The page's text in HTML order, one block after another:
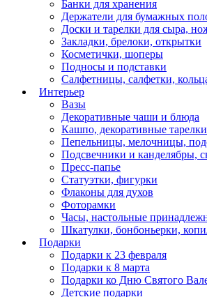
Банки для хранения
Держатели для бумажных
Доски и тарелки для сыра,
Закладки, брелоки, открытки
Косметички, шоперы
Подносы и подставки
Салфетницы, салфетки,
Интерьер
Вазы
Декоративные чаши и блюда
Кашпо, декоративные тарелки
Пепельницы, мелочницы,
Подсвечники и канделябры,
Пресс-папье
Статуэтки, фигурки
Флаконы для духов
Фоторамки
Часы, настольные
Шкатулки, бонбоньерки,
Подарки
Подарки к 23 февраля
Подарки к 8 марта
Подарки ко Дню Святого
Детские подарки